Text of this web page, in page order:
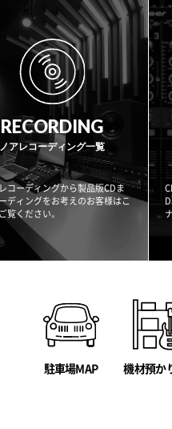
RECORDING
ノアレコーディング一覧
コーディングから製品版CDま
ディングをお考えのお客様はこ
覧ください。
駐車場MAP 機材預か